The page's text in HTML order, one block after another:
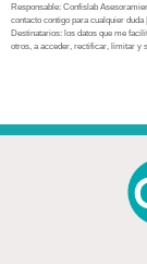
Responsable: Confislab
contacto contigo para cualquier
Destinatarios: los datos que me
otros, a acceder, rectificar, limitar y